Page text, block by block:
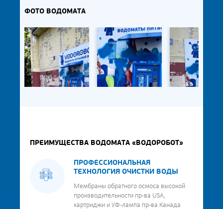
ФОТО ВОДОМАТА
ПРЕИМУЩЕСТВА ВОДОМАТА «ВОДОРОБОТ»
ПРОФЕССИОНАЛЬНАЯ
ТЕХНОЛОГИЯ ОЧИСТКИ ВОДЫ
Мембраны обратного осмоса высокой
производительности пр-ва USA,
картриджи и УФ-лампа пр-ва Канада